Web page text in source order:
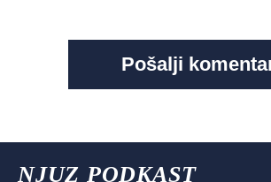
NJUZ PODKAST